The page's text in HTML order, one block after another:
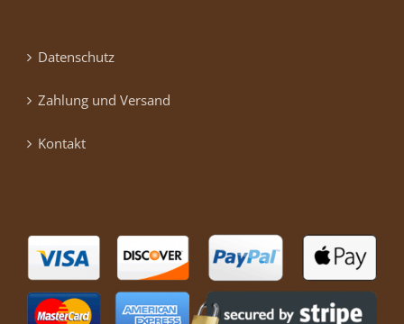
Datenschutz
Zahlung und Versand
Kontakt